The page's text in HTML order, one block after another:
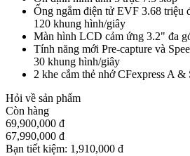
Ống ngắm điện tử EVF 3.68 triệu
120 khung hình/giây
Màn hình LCD cảm ứng 3.2" đa
Tính năng mới Pre-capture và
30 khung hình/giây
2 khe cắm thẻ nhớ CFexpress A
Hỏi về sản phẩm
Còn hàng
69,900,000 đ
67,990,000 đ
Bạn tiết kiệm: 1,910,000 đ